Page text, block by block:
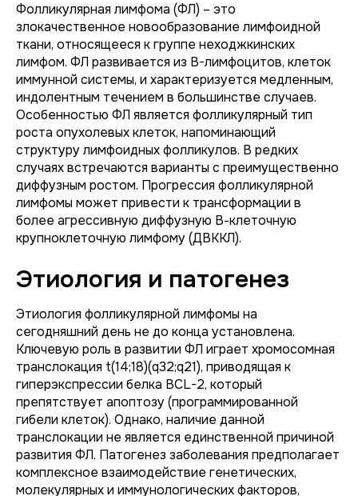
Фолликулярная лимфома (ФЛ) – это
злокачественное новообразование лимфоидной
ткани, относящееся к группе неходжкинских
лимфом. ФЛ развивается из B-лимфоцитов, клеток
иммунной системы, и характеризуется медленным,
индолентным течением в большинстве случаев.
Особенностью ФЛ является фолликулярный тип
роста опухолевых клеток, напоминающий
структуру лимфоидных фолликулов. В редких
случаях встречаются варианты с преимущественно
диффузным ростом. Прогрессия фолликулярной
лимфомы может привести к трансформации в
более агрессивную диффузную В-клеточную
крупноклеточную лимфому (ДВККЛ).
Этиология и патогенез
Этиология фолликулярной лимфомы на
сегодняшний день не до конца установлена.
Ключевую роль в развитии ФЛ играет хромосомная
транслокация t(14;18)(q32;q21), приводящая к
гиперэкспрессии белка BCL-2, который
препятствует апоптозу (программированной
гибели клеток). Однако, наличие данной
транслокации не является единственной причиной
развития ФЛ. Патогенез заболевания предполагает
комплексное взаимодействие генетических,
молекулярных и иммунологических факторов,